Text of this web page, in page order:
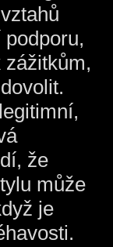
že
může
je